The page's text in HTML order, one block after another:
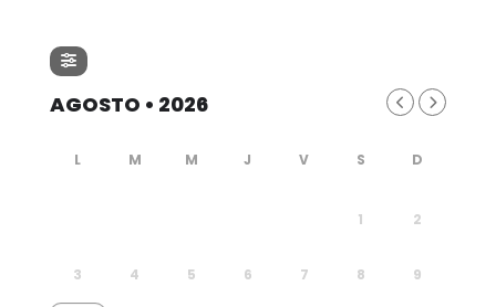
AGOSTO • 2026
1 2
3 4 5 6 7 8 9